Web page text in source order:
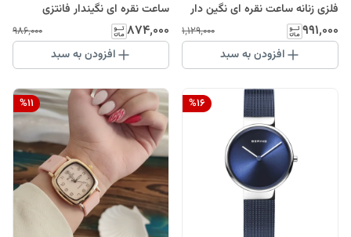
فلزی زنانه ساعت نقره ای نگین دار
چهارگوش فانتزی فروش ویژه روز
مادر کادو روز زن
۹۹۱٬۰۰۰ ۱٬۱۲۹٬۰۰۰
افزودن به سبد
ساعت نقره ای نگیندار فانتزی
فروش ویژه روز مادر کادو روز زن
فول نگین
۸۷۴٬۰۰۰ ۹۸۶٬۰۰۰
افزودن به سبد
%16
%11